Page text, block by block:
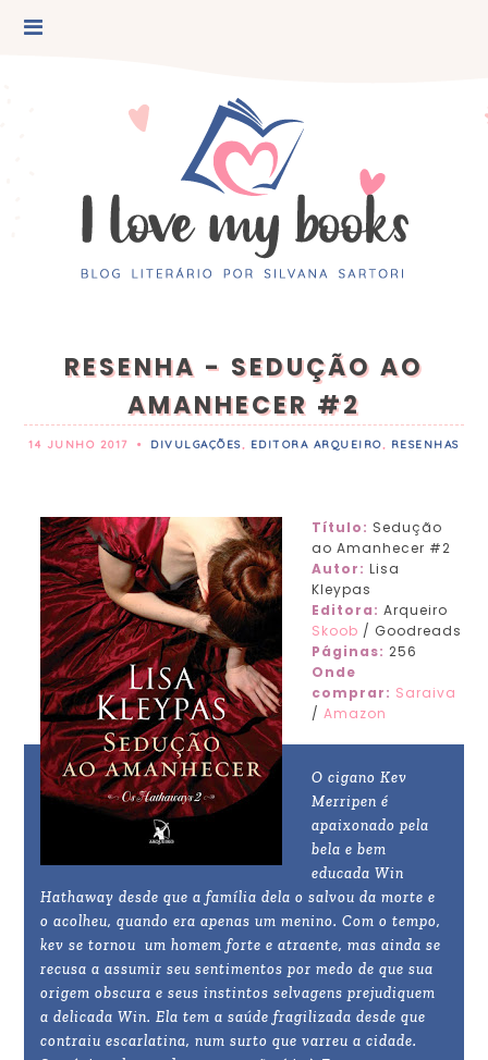
RESENHA - SEDUÇÃO AO
AMANHECER #2
14 JUNHO 2017 • DIVULGAÇÕES, EDITORA ARQUEIRO, RESENHAS
Título: Sedução
ao Amanhecer #2
Autor: Lisa
Kleypas
Editora: Arqueiro
Skoob / Goodreads
Páginas: 256
Onde
comprar: Saraiva
/Amazon
O cigano Kev
Merripen é
apaixonado pela
bela e bem
educada Win
Hathaway desde que a família dela o salvou da morte e
o acolheu, quando era apenas um menino. Com o tempo,
kev se tornou um homem forte e atraente, mas ainda se
recusa a assumir seu sentimentos por medo de que sua
origem obscura e seus instintos selvagens prejudiquem
a delicada Win. Ela tem a saúde fragilizada desde que
contraiu escarlatina, num surto que varreu a cidade.